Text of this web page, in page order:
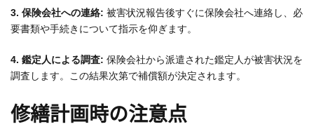
3. 保険会社への連絡: 被害状況報告後すぐに保険会社へ連絡し、必
要書類や手続きについて指示を仰ぎます。
4. 鑑定人による調査: 保険会社から派遣された鑑定人が被害状況を
調査します。この結果次第で補償額が決定されます。
修繕計画時の注意点